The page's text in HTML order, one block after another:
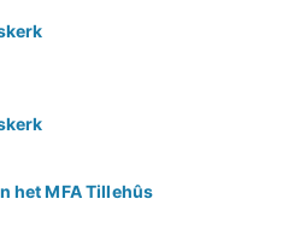
het MFA Tillehûs